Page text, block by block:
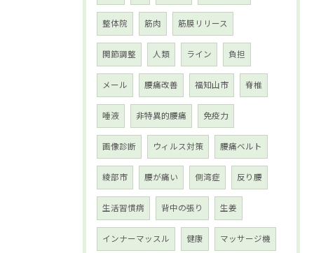
整体院 筋肉 筋膜リリース
関節調整 人類 ライン 負担
メール 腰痛改善 福知山市 脊椎
唾液 非特異的腰痛 免疫力
画像診断 ウィルス対策 腰痛ベルト
綾部市 腰が痛い 側湾症 反り腰
生活習慣病 背中の張り 生姜
インナーマッスル 健康 マッサージ機